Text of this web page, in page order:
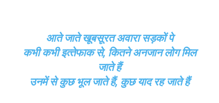
आते जाते खूबसूरत अवारा सड़कों पे
कभी कभी इत्‍तेफाक से, कितने अनजान लोग मिल
जाते हैं
उनमें से कुछ भूल जाते हैं, कुछ याद रह जाते हैं